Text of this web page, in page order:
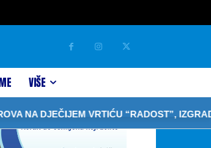
VIŠE
VRTIĆU “RADOST”, IZGRADNJA